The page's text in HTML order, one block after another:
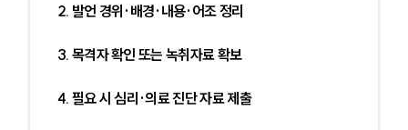
업무분야
분야별
구성원 소개
2. 발언 경위·배경·내용·어조 정리
3. 목격자 확인 또는 녹취자료 확보
4. 필요 시 심리·의료 진단 자료 제출